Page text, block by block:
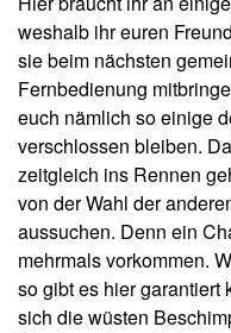
von Spielen festlegen,
und zu einem
ehe ein endgültiger
abhängig vom Spiel
Bildschirm aufeinander
um euer Können zu
ist die Anzahl der
erforderliche - jedoch
stellvertretend vom
gegebenenfalls sogar
könnt. Es empfiehlt sich